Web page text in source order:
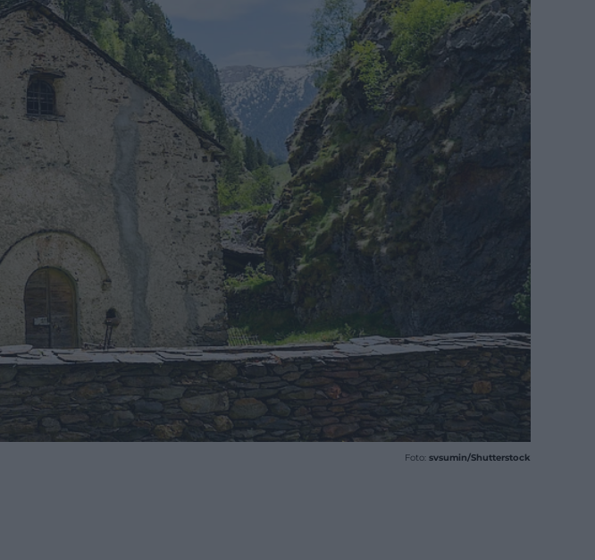
Foto: svsumin/Shutterstock